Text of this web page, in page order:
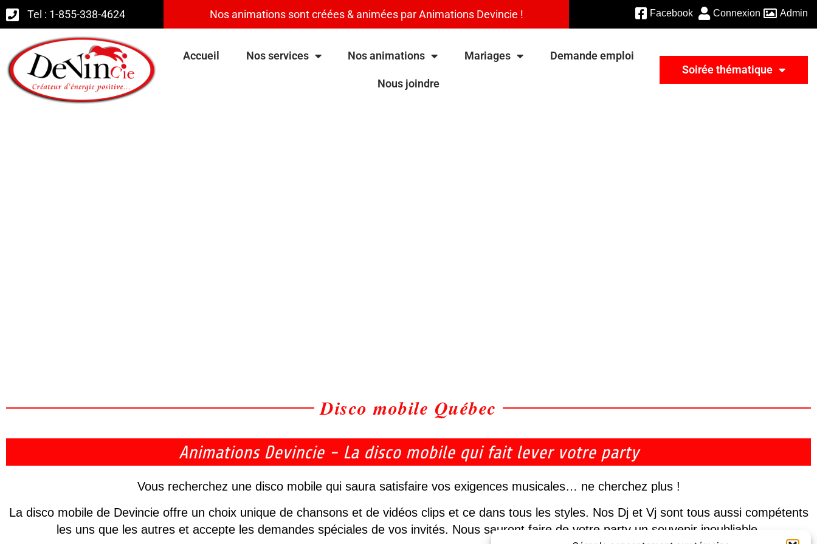
Tel : 1-855-338-4624 Nos animations sont créées & animées par Animations Devincie ! Facebook Connexion Admin
Accueil Nos services Nos animations Mariages Demande emploi
Nous joindre
Soirée thématique
Disco mobile Québec
Animations Devincie - La disco mobile qui fait lever votre party
Vous recherchez une disco mobile qui saura satisfaire vos exigences musicales… ne cherchez plus !
La disco mobile de Devincie offre un choix unique de chansons et de vidéos clips et ce dans tous les styles. Nos Dj et Vj sont tous aussi compétents
les uns que les autres et accepte les demandes spéciales de vos invités. Nous sauront faire de votre party un souvenir inoubliable.